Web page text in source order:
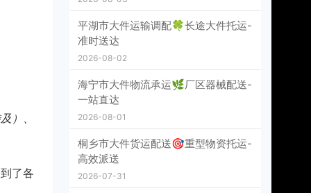
）、
了各
平湖市大件运输调配🍀长途大件托运-
准时送达
2026-08-02
海宁市大件物流承运🌿厂区器械配送-
一站直达
2026-08-01
桐乡市大件货运配送🎯重型物资托运-
高效派送
2026-07-31